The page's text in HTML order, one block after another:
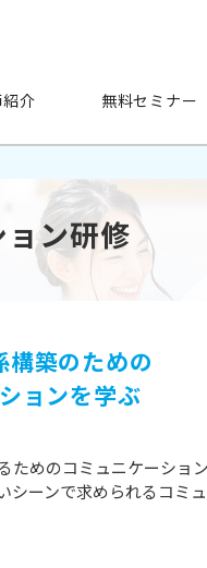
セミナー
教材・研修教材
サルティング
介 無料セミナー
ン研修
構築のための
ョンを学ぶ
めのコミュニケーショ
ーンで求められるコミ